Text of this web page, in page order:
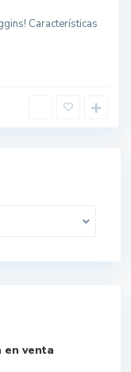
Características
en venta